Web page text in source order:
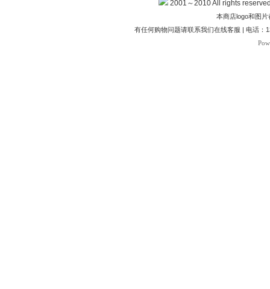
2001～2010 All rights
本商店logo和图
有任何购物问题请联系我们在线客服 | 电话：